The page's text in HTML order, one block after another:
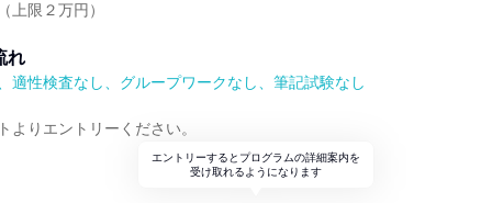
上限２万円）
れ
適性検査なし、グループワークなし、筆記試験なし
よりエントリーください。
エントリーするとプログラムの詳細案内を
受け取れるようになります